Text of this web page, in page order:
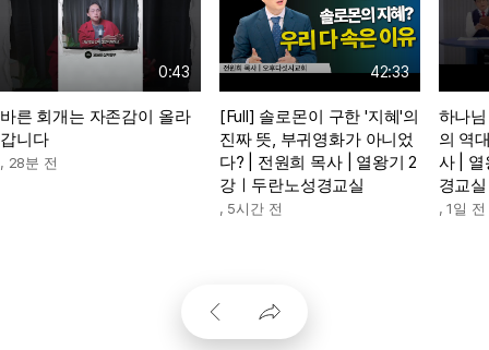
0:43
바른 회개는 자존감이 올라
갑니다
, 28분 전
42:33
[Full] 솔로몬이 구한 '지혜'의
진짜 뜻, 부귀영화가 아니었
다? | 전원희 목사 | 열왕기 2
강ㅣ두란노성경교실
, 5시간 전
하나
의 역
사 | 열
경교실
,1일 전